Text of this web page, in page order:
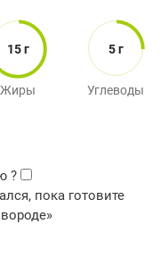
15 г
Жиры
5 г
Углеводы